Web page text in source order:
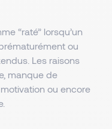
“raté” lorsqu’un
ou
Les raisons
manque de
ou encore